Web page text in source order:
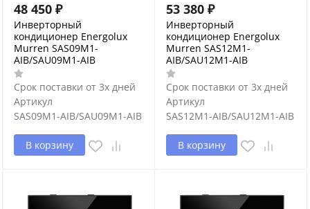
48 450 ₽
Инверторный
кондиционер Energolux
Murren SAS09M1-
AIB/SAU09M1-AIB
Срок поставки от 3х дней
Артикул
SAS09M1-AIB/SAU09M1-AIB
В корзину
53 380 ₽
Инверторный
кондиционер Energolux
Murren SAS12M1-
AIB/SAU12M1-AIB
Срок поставки от 3х дней
Артикул
SAS12M1-AIB/SAU12M1-AIB
В корзину